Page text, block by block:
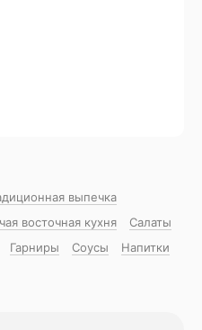
выпечка
восточная куxня
Салаты
Гарниры Соусы
Напитки